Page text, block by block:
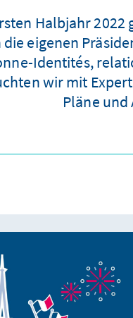
Halbjahr
eigenen
Identités,
wir mit
Pläne